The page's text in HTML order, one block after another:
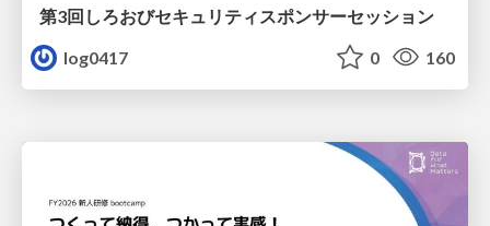
第3回しろおびセキュリティスポンサーセッション
log0417
0 160